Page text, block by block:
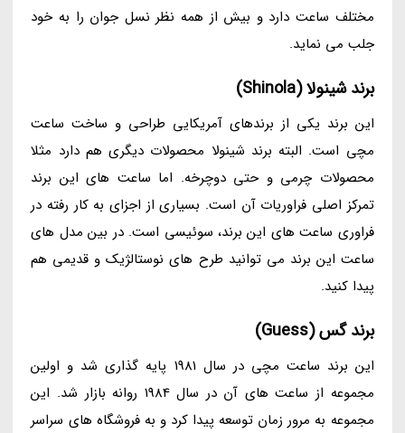
مختلف ساعت دارد و بیش از همه نظر نسل جوان را به خود
جلب می نماید.
برند شینولا (Shinola)
این برند یکی از برندهای آمریکایی طراحی و ساخت ساعت
مچی است. البته برند شینولا محصولات دیگری هم دارد مثلا
محصولات چرمی و حتی دوچرخه. اما ساعت های این برند
تمرکز اصلی فراوریات آن است. بسیاری از اجزای به کار رفته در
فراوری ساعت های این برند، سوئیسی است. در بین مدل های
ساعت این برند می توانید طرح های نوستالژیک و قدیمی هم
پیدا کنید.
برند گس (Guess)
این برند ساعت مچی در سال 1981 پایه گذاری شد و اولین
مجموعه از ساعت های آن در سال 1984 روانه بازار شد. این
مجموعه به مرور زمان توسعه پیدا کرد و به فروشگاه های سراسر